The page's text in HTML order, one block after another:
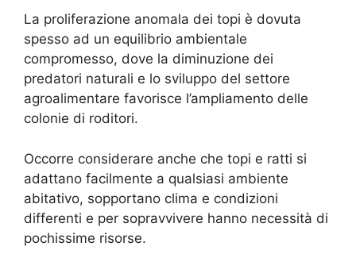
La proliferazione anomala dei topi è dovuta
spesso ad un equilibrio ambientale
compromesso, dove la diminuzione dei
predatori naturali e lo sviluppo del settore
agroalimentare favorisce l’ampliamento delle
colonie di roditori.
Occorre considerare anche che topi e ratti si
adattano facilmente a qualsiasi ambiente
abitativo, sopportano clima e condizioni
differenti e per sopravvivere hanno necessità di
pochissime risorse.